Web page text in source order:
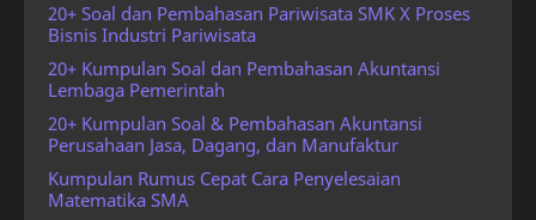
20+ Soal dan Pembahasan Pariwisata SMK X Proses
Bisnis Industri Pariwisata
20+ Kumpulan Soal dan Pembahasan Akuntansi
Lembaga Pemerintah
20+ Kumpulan Soal & Pembahasan Akuntansi
Perusahaan Jasa, Dagang, dan Manufaktur
Kumpulan Rumus Cepat Cara Penyelesaian
Matematika SMA